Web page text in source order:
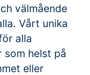
välmående
Vårt unika
alla
som helst på
eller